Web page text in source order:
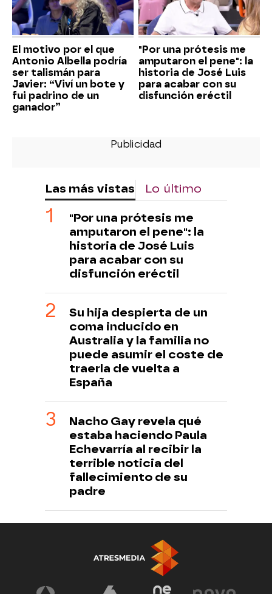
El motivo por el que
Antonio Albella podría
ser talismán para
Javier: “Viví un bote y
fui padrino de un
ganador”
"Por una prótesis me
amputaron el pene": la
historia de José Luis
para acabar con su
disfunción eréctil
Las más vistas Lo último
"Por una prótesis me
amputaron el pene": la
historia de José Luis
para acabar con su
disfunción eréctil
Su hija despierta de un
coma inducido en
Australia y la familia no
puede asumir el coste de
traerla de vuelta a
España
Nacho Gay revela qué
estaba haciendo Paula
Echevarría al recibir la
terrible noticia del
fallecimiento de su
padre